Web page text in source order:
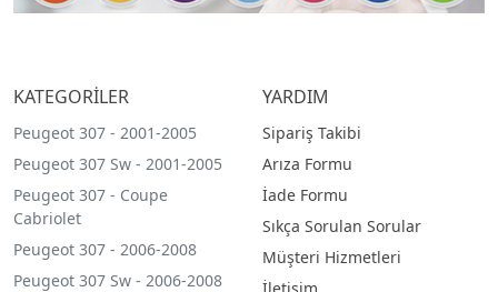
KATEGORİLER
Peugeot 307 - 2001-2005
Peugeot 307 Sw - 2001-2005
Peugeot 307 - Coupe
Cabriolet
Peugeot 307 - 2006-2008
Peugeot 307 Sw - 2006-2008
YARDIM
Sipariş Takibi
Arıza Formu
İade Formu
Sıkça Sorulan Sorular
Müşteri Hizmetleri